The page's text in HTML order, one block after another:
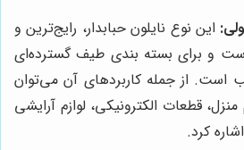
این نوع نایلون حبابدار، رایج‌ترین و
است و برای بسته بندی طیف گسترده‌ای
است. از جمله کاربردهای آن می‌توان
قطعات الکترونیکی، لوازم آرایشی
کرد.